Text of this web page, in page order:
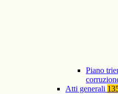
Piano
Atti generali